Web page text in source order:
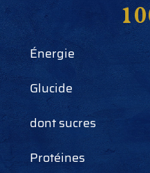
Énergie
Glucide
dont sucres
Protéines